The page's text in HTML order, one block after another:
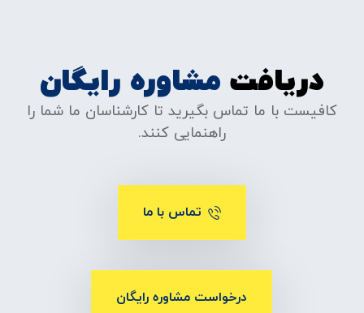
دریافت مشاوره رایگان
کافیست با ما تماس بگیرید تا کارشناسان ما شما را
راهنمایی کنند.
تماس با ما
درخواست مشاوره رایگان